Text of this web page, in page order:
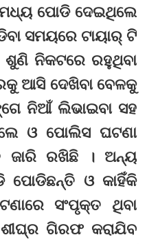
ପୋଡି ଦେଇଥିଲେ
ସମୟରେ ଟାୟାର୍ ଟି
ନିକଟରେ ରହୁଥିବା
ଆସି ଦେଖିବା ବେଳକୁ
ନିଆଁ ଲିଭାଇବା ସହ
ଓ ପୋଲିସ ଘଟଣା
ଜାରି ରଖିଛି । ଅନ୍ୟ
ପୋଡିଛନ୍ତି ଓ କାହିଁକି
ସଂପୃକ୍ତ ଥିବା
ଗିରଫ କରାଯିବ